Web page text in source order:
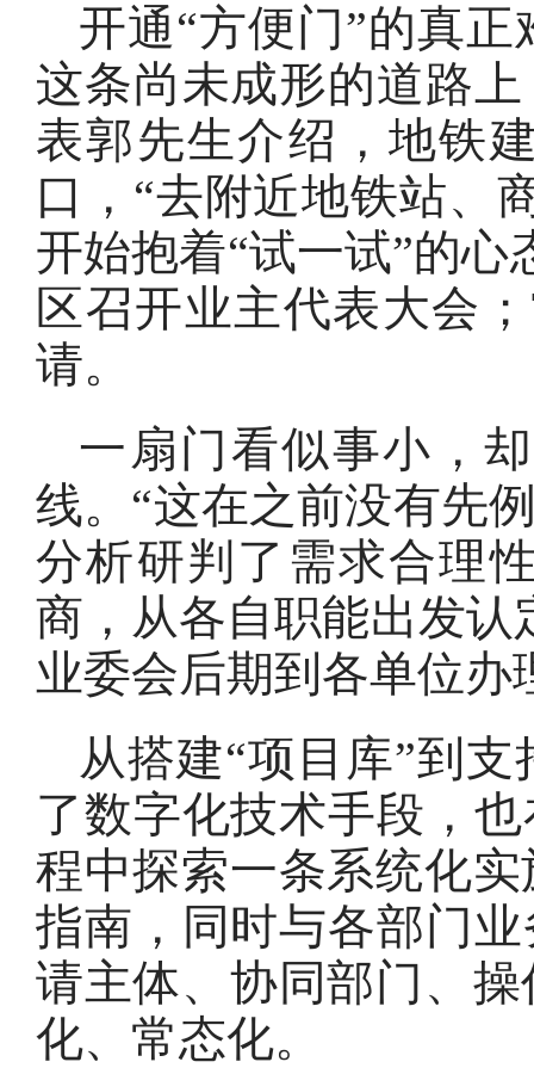
开通“方便门”的真
这条尚未成形的道路
表郭先生介绍，地铁
口，“去附近地铁站、
开始抱着“试一试”的
区召开业主代表大会
请。
一扇门看似事小，
线。“这在之前没有先
分析研判了需求合理
商，从各自职能出发认
业委会后期到各单位办
从搭建“项目库”到
了数字化技术手段，
程中探索一条系统化
指南，同时与各部门
请主体、协同部门、
化、常态化。